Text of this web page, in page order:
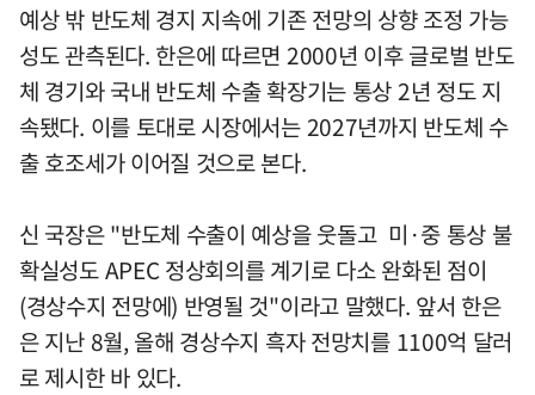
예상 밖 반도체 경지 지속에 기존 전망의 상향 조정 가능
성도 관측된다. 한은에 따르면 2000년 이후 글로벌 반도
체 경기와 국내 반도체 수출 확장기는 통상 2년 정도 지
속됐다. 이를 토대로 시장에서는 2027년까지 반도체 수
출 호조세가 이어질 것으로 본다.
신 국장은 "반도체 수출이 예상을 웃돌고 미·중 통상 불
확실성도 APEC 정상회의를 계기로 다소 완화된 점이
(경상수지 전망에) 반영될 것"이라고 말했다. 앞서 한은
은 지난 8월, 올해 경상수지 흑자 전망치를 1100억 달러
로 제시한 바 있다.